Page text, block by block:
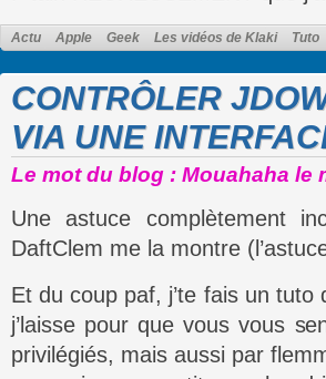
Actu Apple Geek Les vidéos de Klaki Tuto
CONTRÔLER
VIA UNE
Le mot du blog : Mouahaha le
Une astuce complètement
DaftClem me la montre
Et du coup paf, j’te fais un
j’laisse pour que vous vous
privilégiés, mais aussi par